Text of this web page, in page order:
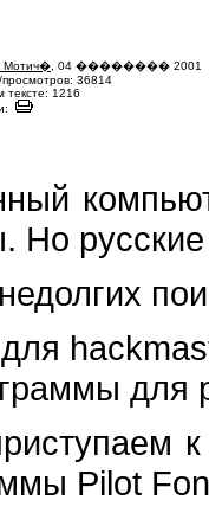
Мотич� , 04 �������� 2001
36814
тексте: 1216
Но
для
Pilot